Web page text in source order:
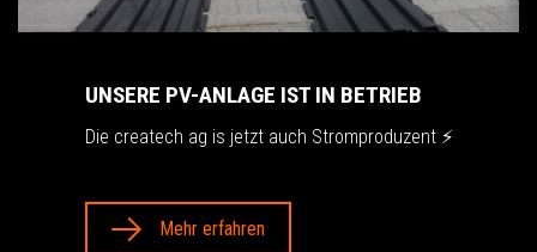
UNSERE PV-ANLAGE IST IN BETRIEB
Die createch ag is jetzt auch Stromproduzent ⚡️
Mehr erfahren